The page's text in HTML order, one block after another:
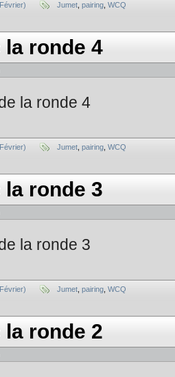
Jumet pairing WCQ
la ronde 4
la ronde 4
Jumet pairing WCQ
la ronde 3
la ronde 3
Jumet pairing WCQ
la ronde 2